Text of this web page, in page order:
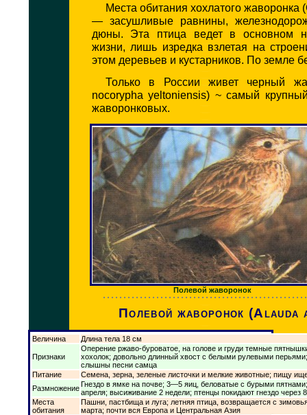
Места обитания хохлатого жаворонка
— засушливые равнины,
дюны. Эта птица ведет в основном
жизни, лишь изредка взлетая на
этом деревьев и кустарников. По земле
Только в России живет черный
nocorypha yeltoniensis) ~ самый
жаворонковых.
Полевой жаворонок
Полевой жаворонок (Alauda
Величина Длина тела 18 см
Признаки
Оперение ржаво-буроватое, на голове и груди темные
хохолок; довольно длинный хвост с белыми рулевыми
слышны песни самца
Питание
Семена, зерна, зеленые листочки и мелкие животные; пищу
РазмножениеГнездо в ямке на почве; 3—5 яиц, беловатые с бурыми
апреля; высиживание 2 недели; птенцы покидают гнездо через
Места
обитания
Пашни, пастбища и луга; летняя птица, возвращается с
марта; почти вся Европа и Центральная Азия